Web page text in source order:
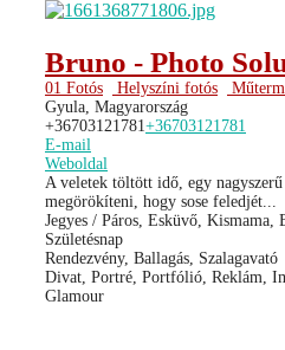
Bruno - Photo
01 Fotós Helyszíni fotós
Gyula, Magyarország
+36703121781 +36703121781
E-mail
Weboldal
A veletek töltött idő, egy
megörökíteni, hogy sose feledjét...
Jegyes / Páros, Esküvő, Kismama,
Születésnap
Rendezvény, Ballagás, Szalagavató
Divat, Portré, Portfólió, Reklám,
Glamour